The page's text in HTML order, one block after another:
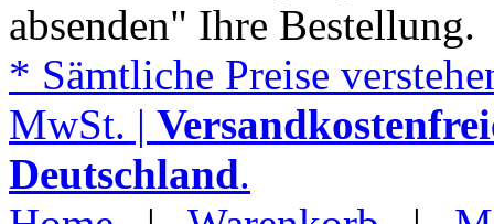
absenden" Ihre Bestellung.
* Sämtliche Preise
MwSt. |
Deutschland.